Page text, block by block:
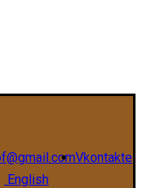
Vkontakte
English